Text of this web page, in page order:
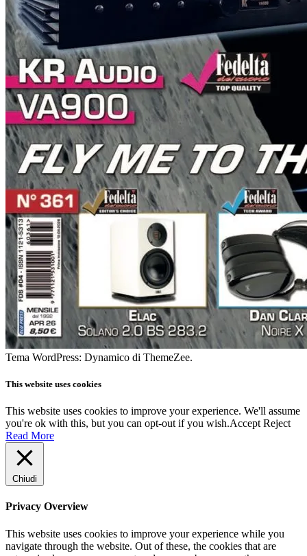
Tema WordPress: Dynamico di ThemeZee.
This website uses cookies
This website uses cookies to improve your experience. We'll assume
you're ok with this, but you can opt-out if you wish.Accept Reject
Read More
Chiudi
Privacy Overview
This website uses cookies to improve your experience while you
navigate through the website. Out of these, the cookies that are